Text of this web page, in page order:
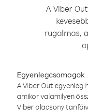
A Viber
rugalmas,
Egyenlegcsomagok
A Viber Out egyenleg
amikor valamilyen
Viber alacsony